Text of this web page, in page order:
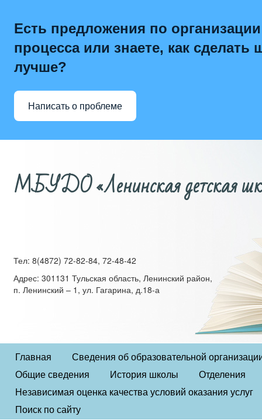
Есть предложения по
процесса или знаете, как сделать
лучше?
Написать о проблеме
МБУДО «Ленинская детская
Тел: 8(4872) 72-82-84, 72-48-42
Адрес: 301131 Тульская область, Ленинский район,
п. Ленинский – 1, ул. Гагарина, д.18-а
Главная
Сведения об образовательной
Общие сведения
История школы
Отделения
Независимая оценка качества условий оказания услуг
Поиск по сайту